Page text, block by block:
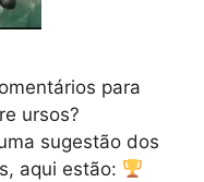
para
ursos?
sugestão dos
aqui estão: